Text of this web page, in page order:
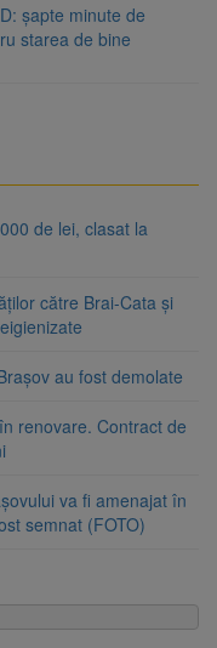
șapte minute de
starea de bine
de lei, clasat la
către Brai-Cata și
au fost demolate
renovare. Contract de
va fi amenajat în
semnat (FOTO)